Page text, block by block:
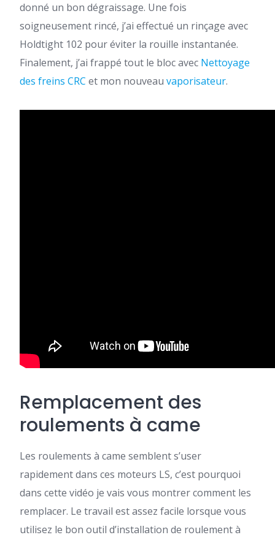
donné un bon dégraissage. Une fois
soigneusement rincé, j’ai effectué un rinçage avec
Holdtight 102 pour éviter la rouille instantanée.
Finalement, j’ai frappé tout le bloc avec Nettoyage
des freins CRC et mon nouveau vaporisateur.
Remplacement des
roulements à came
Les roulements à came semblent s’user
rapidement dans ces moteurs LS, c’est pourquoi
dans cette vidéo je vais vous montrer comment les
remplacer. Le travail est assez facile lorsque vous
utilisez le bon outil d’installation de roulement à